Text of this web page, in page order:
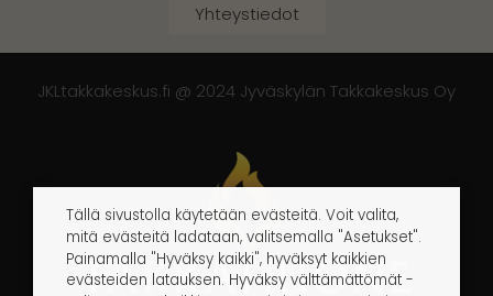
Yhteystiedot
JKLtakkakeskus.fi @ 2024 Jyväskylän Takkakeskus Oy
Tällä sivustolla käytetään evästeitä. Voit valita,
mitä evästeitä ladataan, valitsemalla "Asetukset".
Painamalla "Hyväksy kaikki", hyväksyt kaikkien
evästeiden latauksen. Hyväksy välttämättömät -